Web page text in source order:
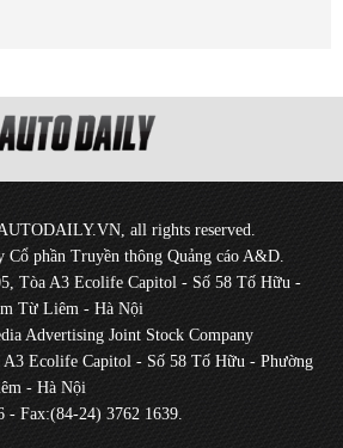
all rights reserved.
Cổ phần Truyền thông Quảng cáo A&D.
Tòa A3 Ecolife Capitol - Số 58 Tố Hữu -
Từ Liêm - Hà Nội
Advertising Joint Stock Company
A3 Ecolife Capitol - Số 58 Tố Hữu - Phường
- Hà Nội
- Fax:(84-24) 3762 1639.